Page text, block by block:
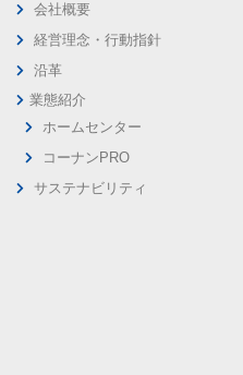
会社概要
経営理念・行動指針
沿革
業態紹介
ホームセンター
コーナンPRO
サステナビリティ